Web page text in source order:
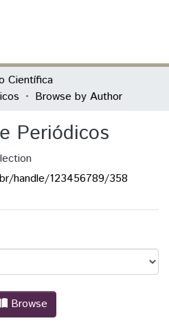
Científica
Browse by Author
Periódicos
handle/123456789/358
de Periódicos
Browse